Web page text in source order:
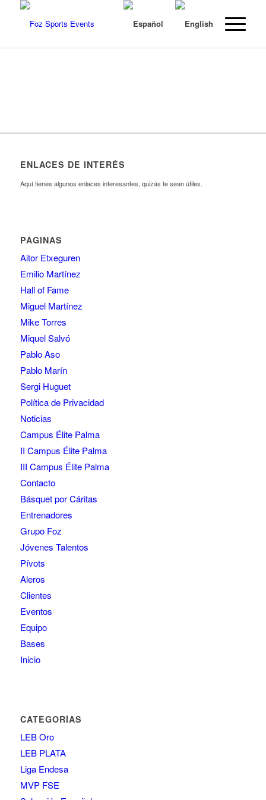
ENLACES DE INTERÉS
Aquí tienes algunos enlaces interesantes, quizás te sean útiles.
PÁGINAS
Aitor Etxeguren
Emilio Martínez
Hall of Fame
Miguel Martínez
Mike Torres
Miquel Salvó
Pablo Aso
Pablo Marín
Sergi Huguet
Política de Privacidad
Noticias
Campus Élite Palma
II Campus Élite Palma
III Campus Élite Palma
Contacto
Básquet por Cáritas
Entrenadores
Grupo Foz
Jóvenes Talentos
Pívots
Aleros
Clientes
Eventos
Equipo
Bases
Inicio
CATEGORÍAS
LEB Oro
LEB PLATA
Liga Endesa
MVP FSE